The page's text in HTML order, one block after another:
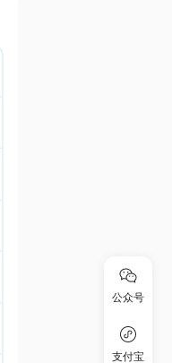
公众号
支付宝